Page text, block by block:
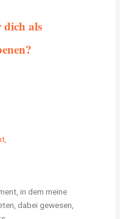
dich als
in dem meine
dabei gewesen,